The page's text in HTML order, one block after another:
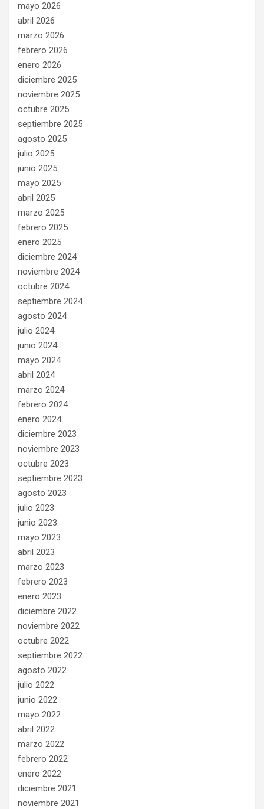
mayo 2026
abril 2026
marzo 2026
febrero 2026
enero 2026
diciembre 2025
noviembre 2025
octubre 2025
septiembre 2025
agosto 2025
julio 2025
junio 2025
mayo 2025
abril 2025
marzo 2025
febrero 2025
enero 2025
diciembre 2024
noviembre 2024
octubre 2024
septiembre 2024
agosto 2024
julio 2024
junio 2024
mayo 2024
abril 2024
marzo 2024
febrero 2024
enero 2024
diciembre 2023
noviembre 2023
octubre 2023
septiembre 2023
agosto 2023
julio 2023
junio 2023
mayo 2023
abril 2023
marzo 2023
febrero 2023
enero 2023
diciembre 2022
noviembre 2022
octubre 2022
septiembre 2022
agosto 2022
julio 2022
junio 2022
mayo 2022
abril 2022
marzo 2022
febrero 2022
enero 2022
diciembre 2021
noviembre 2021